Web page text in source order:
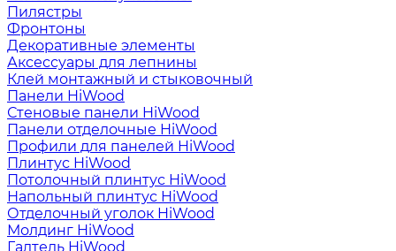
Пилястры
Фронтоны
Декоративные элементы
Аксессуары для лепнины
Клей монтажный и стыковочный
Панели HiWood
Стеновые панели HiWood
Панели отделочные HiWood
Профили для панелей HiWood
Плинтус HiWood
Потолочный плинтус HiWood
Напольный плинтус HiWood
Отделочный уголок HiWood
Молдинг HiWood
Галтель HiWood